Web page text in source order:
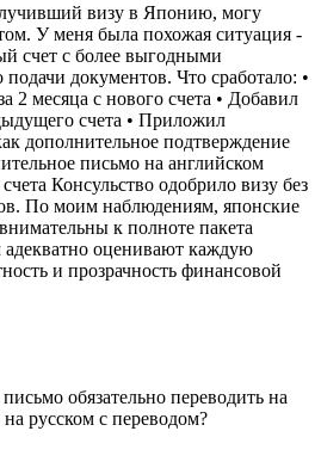
визу в Японию, могу
У меня была похожая ситуация -
счет с более выгодными
документов. Что сработало: •
2 месяца с нового счета • Добавил
счета • Приложил
дополнительное подтверждение
письмо на английском
Консульство одобрило визу без
По моим наблюдениям, японские
к полноте пакета
оценивают каждую
и прозрачность финансовой
обязательно переводить на
русском с переводом?